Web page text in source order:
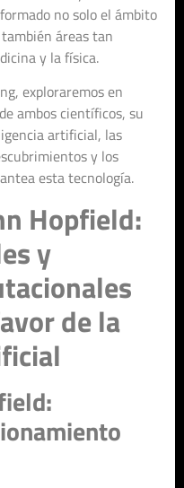
no solo el ámbito
áreas tan
y la física.
exploraremos en
ambos científicos, su
artificial, las
y los
esta tecnología.
Hopfield:
y
de la